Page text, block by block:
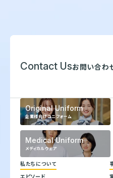
Copyright(C)2025
Contact Usお問い合わ
Original Uniform
企業様向けユニフォーム
Medical Uniform
メディカルウェア
私たちについて
エピソード